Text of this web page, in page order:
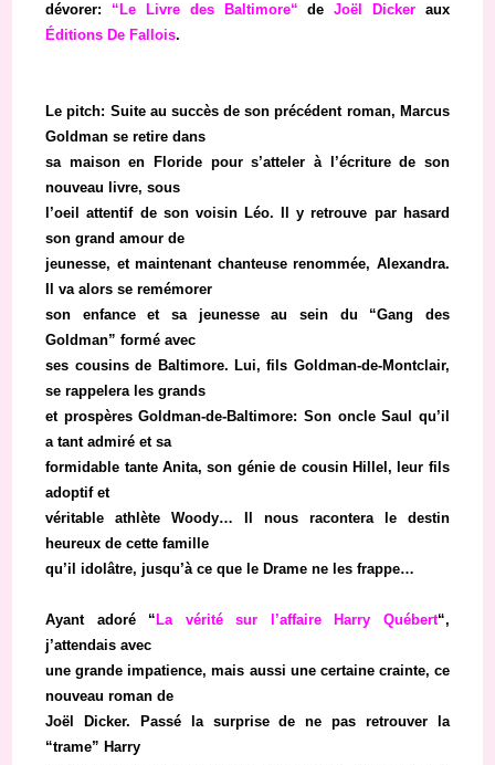
dévorer: “ Le Livre des Baltimore“ deJoël Dicker aux
Éditions De Fallois.
Le pitch: Suite au succès de son précédent roman, Marcus
Goldman se retire dans
sa maison en Floride pour s’atteler à l’écriture de son
nouveau livre, sous
l’oeil attentif de son voisin Léo. Il y retrouve par hasard
son grand amour de
jeunesse, et maintenant chanteuse renommée, Alexandra.
Il va alors se remémorer
son enfance et sa jeunesse au sein du “Gang des
Goldman” formé avec
ses cousins de Baltimore. Lui, fils Goldman-de-Montclair,
se rappelera les grands
et prospères Goldman-de-Baltimore: Son oncle Saul qu’il
a tant admiré et sa
formidable tante Anita, son génie de cousin Hillel, leur fils
adoptif et
véritable athlète Woody… Il nous racontera le destin
heureux de cette famille
qu’il idolâtre, jusqu’à ce que le Drame ne les frappe…
Ayant adoré “ La vérité sur l’affaire Harry Québert“,
j’attendais avec
une grande impatience, mais aussi une certaine crainte, ce
nouveau roman de
Joël Dicker. Passé la surprise de ne pas retrouver la
“trame” Harry